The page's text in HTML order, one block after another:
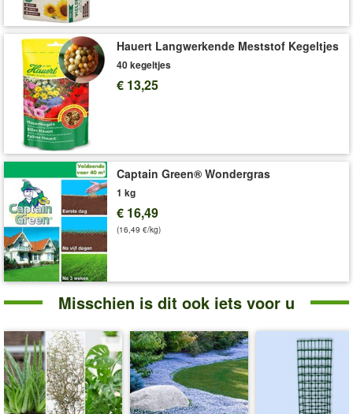
Hauert Langwerkende Meststof Kegeltjes
40 kegeltjes
€ 13,25
Captain Green® Wondergras
1 kg
€ 16,49
(16,49 €/kg)
Misschien is dit ook iets voor u